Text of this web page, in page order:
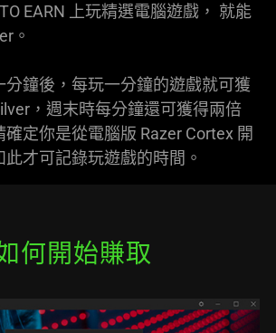
EARN 上玩精選電腦遊戲， 就能
。
分鐘後，每玩一分鐘的遊戲就可獲
，週末時每分鐘還可獲得兩倍
定你是從電腦版 Razer Cortex 開
才可記錄玩遊戲的時間。
何開始賺取